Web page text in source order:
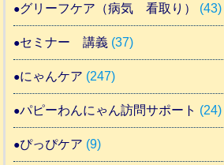
グリーフケア（病気 看取り） (43)
セミナー 講義 (37)
にゃんケア (247)
パピーわんにゃん訪問サポート (24)
ぴっぴケア (9)